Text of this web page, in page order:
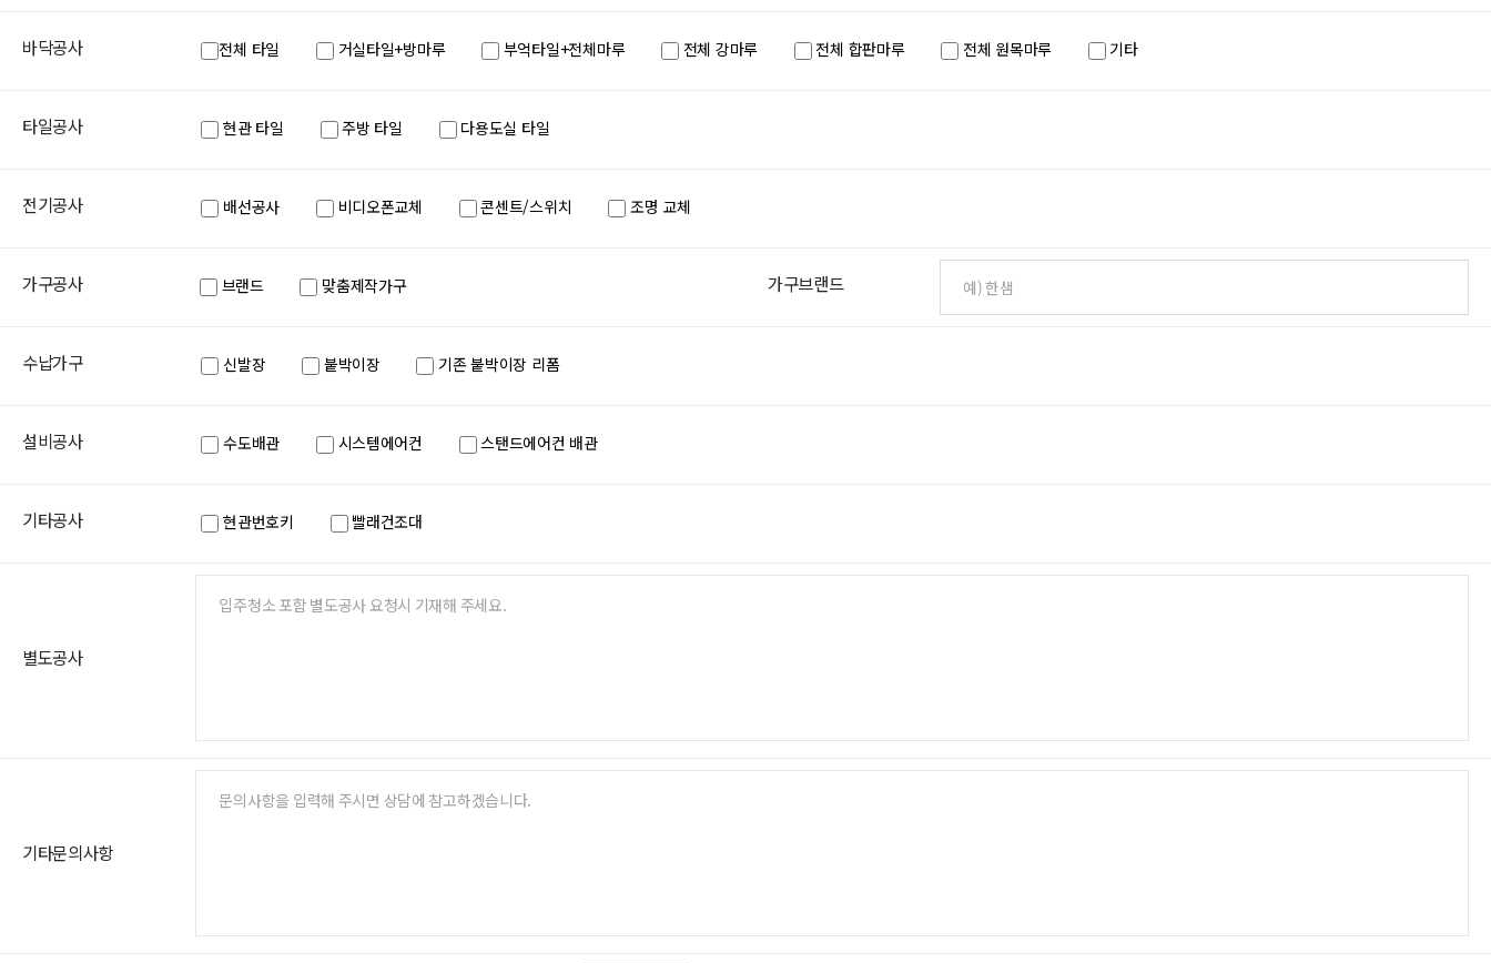
바닥공사 전체 타일 거실타일+방마루 부억타일+전체마루 전체 강마루 전체 합판마루 전체 원목마루 기타
타일공사 현관 타일 주방 타일 다용도실 타일
전기공사 배선공사 비디오폰교체 콘센트/스위치 조명 교체
가구공사 브랜드 맞춤제작가구 가구브랜드
수납가구 신발장 붙박이장 기존 붙박이장 리폼
설비공사 수도배관 시스템에어컨 스탠드에어컨 배관
기타공사 현관번호키 빨래건조대
별도공사
기타문의사항